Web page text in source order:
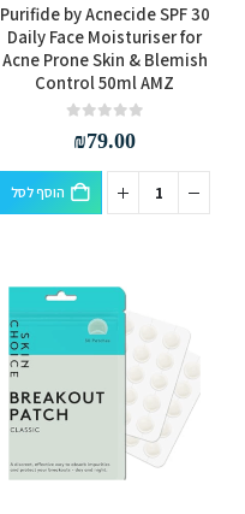
Purifide by Acnecide SPF 30
Daily Face Moisturiser for
Acne Prone Skin & Blemish
Control 50ml AMZ
₪79.00
הוסף לסל